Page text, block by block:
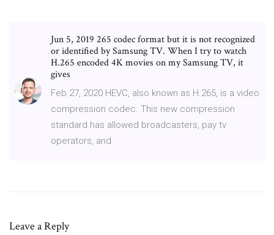
Jun 5, 2019 265 codec format but it is not recognized
or identified by Samsung TV. When I try to watch
H.265 encoded 4K movies on my Samsung TV, it
gives
Feb 27, 2020 HEVC, also known as H.265, is a video
compression codec. This new compression
standard has allowed broadcasters, pay tv
operators, and
Leave a Reply